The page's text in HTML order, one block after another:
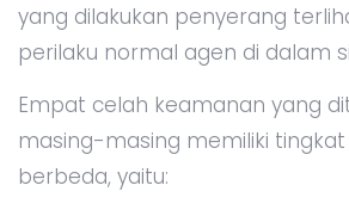
yang dilakukan penyerang
perilaku normal agen di dalam
Empat celah keamanan yang
masing-masing memiliki
berbeda, yaitu: